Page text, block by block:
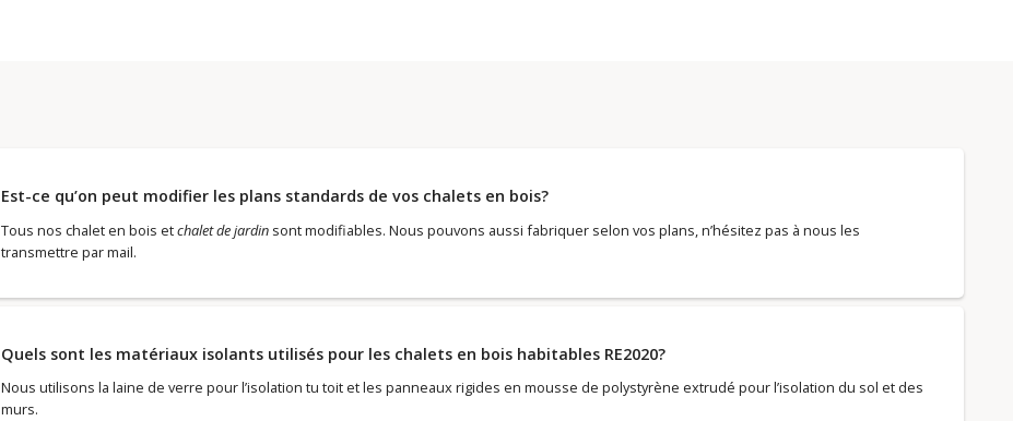
Est-ce qu’on peut modifier les plans standards de vos chalets en bois?
Tous nos chalet en bois etchalet de jardinsont modifiables. Nous pouvons aussi fabriquer selon vos plans, n’hésitez pas à nous les
transmettre par mail.
Quels sont les matériaux isolants utilisés pour les chalets en bois habitables RE2020?
Nous utilisons la laine de verre pour l’isolation tu toit et les panneaux rigides en mousse de polystyrène extrudé pour l’isolation du sol et des
murs.